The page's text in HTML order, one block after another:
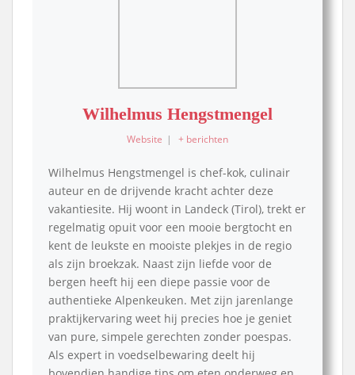
Wilhelmus Hengstmengel
Website | + berichten
Wilhelmus Hengstmengel is chef-kok, culinair
auteur en de drijvende kracht achter deze
vakantiesite. Hij woont in Landeck (Tirol), trekt er
regelmatig opuit voor een mooie bergtocht en
kent de leukste en mooiste plekjes in de regio
als zijn broekzak. Naast zijn liefde voor de
bergen heeft hij een diepe passie voor de
authentieke Alpenkeuken. Met zijn jarenlange
praktijkervaring weet hij precies hoe je geniet
van pure, simpele gerechten zonder poespas.
Als expert in voedselbewaring deelt hij